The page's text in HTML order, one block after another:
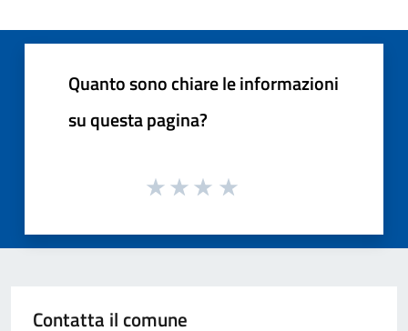
Quanto sono chiare le informazioni
su questa pagina?
Contatta il comune